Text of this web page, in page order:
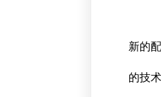
新的
的技